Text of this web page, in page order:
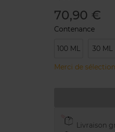
70,90 €
Contenance
100 ML 30 ML
Merci de
Livraison